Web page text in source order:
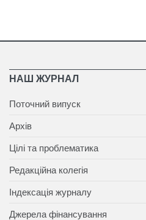
НАШ ЖУРНАЛ
Поточний випуск
Архів
Цілі та проблематика
Редакційна колегія
Індексація журналу
Джерела фінансування